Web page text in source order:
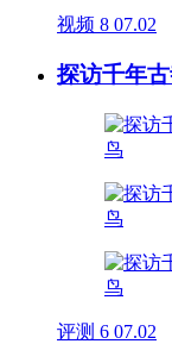
视频 8 07.02
探访千年
评测 6 07.02